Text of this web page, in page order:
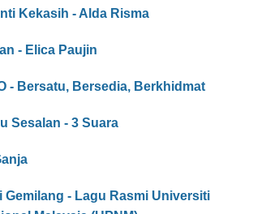
Kekasih - Alda Risma
- Elica Paujin
- Bersatu, Bersedia, Berkhidmat
Sesalan - 3 Suara
Gemilang - Lagu Rasmi Universiti